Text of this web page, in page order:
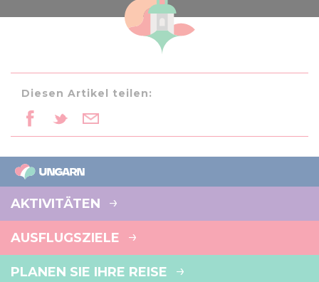
Diesen Artikel teilen:
AKTIVITÄTEN
AUSFLUGSZIELE
PLANEN SIE IHRE REISE